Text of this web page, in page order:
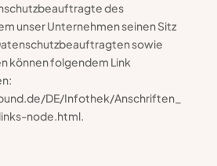
des
unser Unternehmen seinen Sitz
sowie
können folgendem Link
DE/Infothek/Anschriften_
node.html.